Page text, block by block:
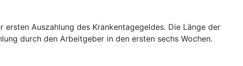
Auszahlung des Krankentagegeldes. Die Länge der
durch den Arbeitgeber in den ersten sechs Wochen.